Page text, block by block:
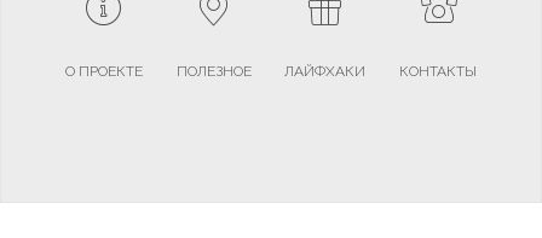
О ПРОЕКТЕ ПОЛЕЗНОЕ ЛАЙФХАКИ КОНТАКТЫ